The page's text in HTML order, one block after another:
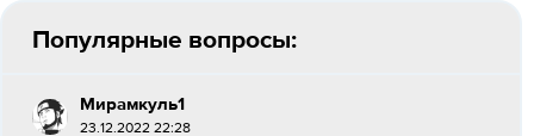
Популярные вопросы:
Мирамкуль1
23.12.2022 22:28